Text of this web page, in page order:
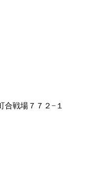
合戦場７７２−１